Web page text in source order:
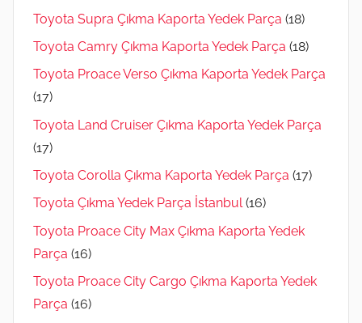
Toyota Supra Çıkma Kaporta Yedek Parça (18)
Toyota Camry Çıkma Kaporta Yedek Parça (18)
Toyota Proace Verso Çıkma Kaporta Yedek Parça
(17)
Toyota Land Cruiser Çıkma Kaporta Yedek Parça
(17)
Toyota Corolla Çıkma Kaporta Yedek Parça (17)
Toyota Çıkma Yedek Parça İstanbul (16)
Toyota Proace City Max Çıkma Kaporta Yedek
Parça (16)
Toyota Proace City Cargo Çıkma Kaporta Yedek
Parça (16)